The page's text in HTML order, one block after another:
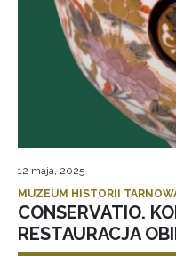
12 maja, 2025
MUZEUM HISTORII
CONSERVATIO.
RESTAURACJA